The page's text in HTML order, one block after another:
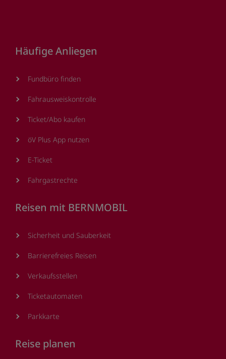
Häufige Anliegen
Fundbüro finden
Fahrausweiskontrolle
Ticket/Abo kaufen
öV Plus App nutzen
E-Ticket
Fahrgastrechte
Reisen mit BERNMOBIL
Sicherheit und Sauberkeit
Barrierefreies Reisen
Verkaufsstellen
Ticketautomaten
Parkkarte
Reise planen